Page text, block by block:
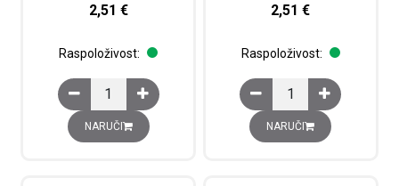
2,51 €
Raspoloživost:
Clasia Dropbox kućište IP40, 1 modul količina
NARUČI
2,51€
Raspoloživost:
Clasia Dropbox
NARUČI